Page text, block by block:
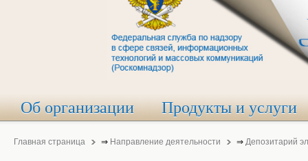
Об организации Продукты и услуги
Главная страница ⇒ Направление деятельности ⇒ Депозитарий